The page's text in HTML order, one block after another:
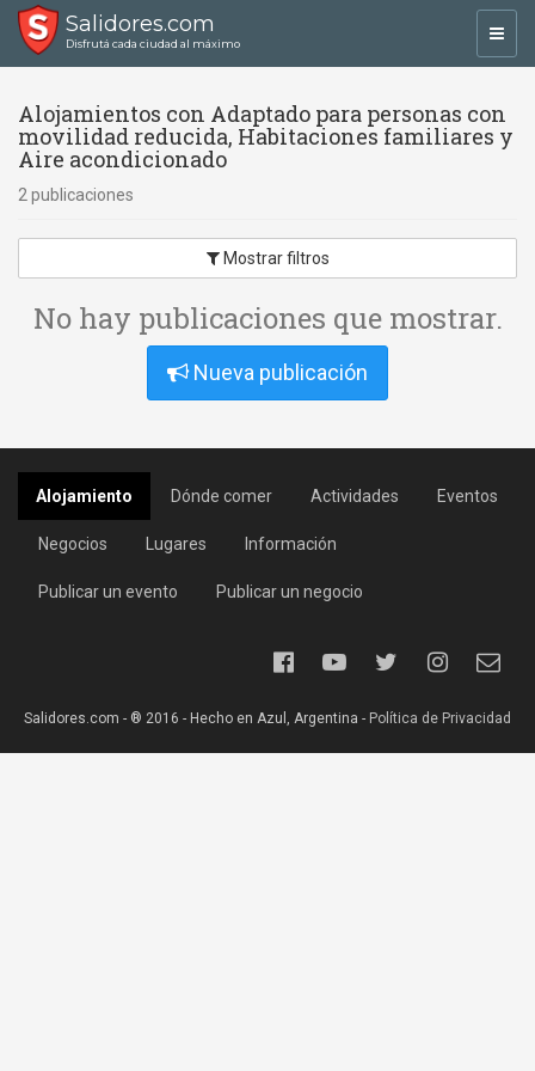
Salidores.com
Disfrutá cada ciudad al máximo
Alojamientos con Adaptado para personas con
movilidad reducida, Habitaciones familiares y
Aire acondicionado
2 publicaciones
Mostrar filtros
No hay publicaciones que mostrar.
Nueva publicación
Alojamiento Dónde comer Actividades Eventos
Negocios Lugares Información
Publicar un evento Publicar un negocio
Salidores.com - ® 2016 - Hecho en Azul, Argentina - Política de Privacidad